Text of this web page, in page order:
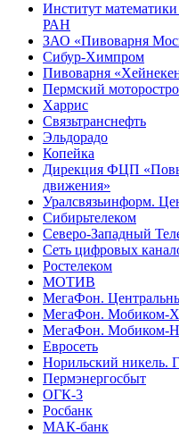
Институт
РАН
ЗАО «Пивоварня
Сибур-Химпром
Пивоварня
Пермский
Харрис
Связьтранснефть
Эльдорадо
Копейка
Дирекция ФЦП
движения»
Уралсвязьинформ.
Сибирьтелеком
Северо-Западный
Сеть цифровых
Ростелеком
МОТИВ
МегаФон.
МегаФон. Мобиком-
МегаФон. Мобиком-
Евросеть
Норильский никель.
Пермэнергосбыт
ОГК-3
Росбанк
МАК-банк